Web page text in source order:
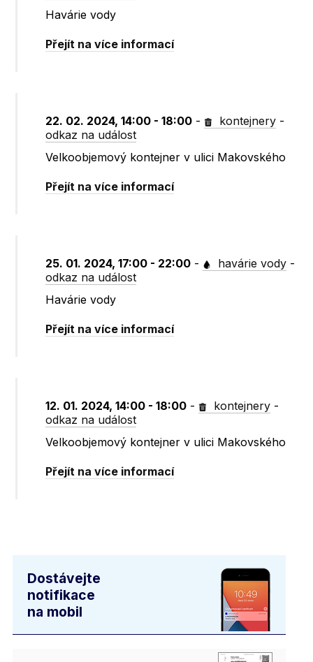
Havárie vody
Přejít na více informací
22. 02. 2024, 14:00 - 18:00 - kontejnery -
odkaz na událost
Velkoobjemový kontejner v ulici Makovského
Přejít na více informací
25. 01. 2024, 17:00 - 22:00 - havárie vody -
odkaz na událost
Havárie vody
Přejít na více informací
12. 01. 2024, 14:00 - 18:00 - kontejnery -
odkaz na událost
Velkoobjemový kontejner v ulici Makovského
Přejít na více informací
Dostávejte
notifikace
na mobil